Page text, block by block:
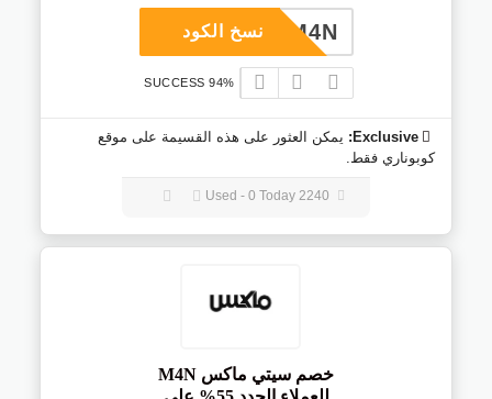
M4N نسخ الكود
94% SUCCESS
Exclusive: يمكن العثور على هذه القسيمة على موقع
كوبوناري فقط.
خصم سيتي ماكس M4N